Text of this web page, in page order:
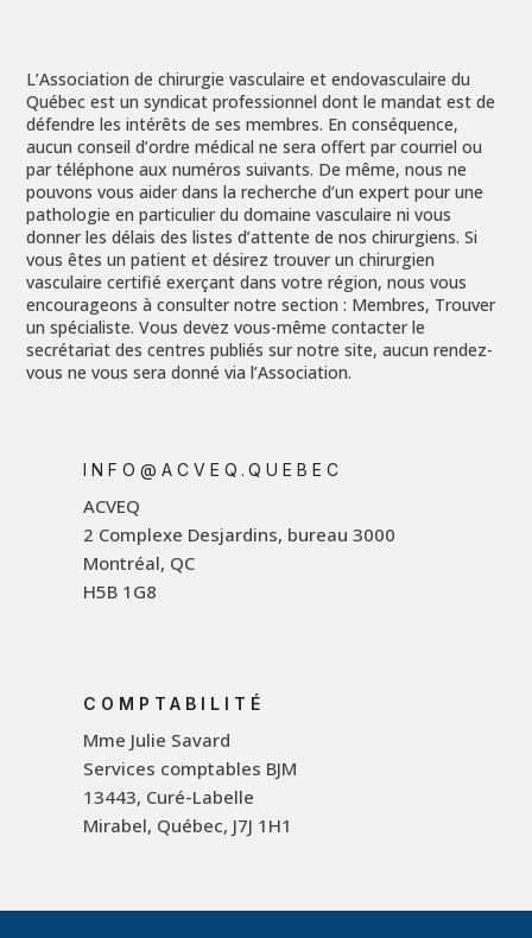
L’Association de chirurgie vasculaire et endovasculaire du
Québec est un syndicat professionnel dont le mandat est de
défendre les intérêts de ses membres. En conséquence,
aucun conseil d’ordre médical ne sera offert par courriel ou
par téléphone aux numéros suivants. De même, nous ne
pouvons vous aider dans la recherche d’un expert pour une
pathologie en particulier du domaine vasculaire ni vous
donner les délais des listes d’attente de nos chirurgiens. Si
vous êtes un patient et désirez trouver un chirurgien
vasculaire certifié exerçant dans votre région, nous vous
encourageons à consulter notre section : Membres, Trouver
un spécialiste. Vous devez vous-même contacter le
secrétariat des centres publiés sur notre site, aucun rendez-
vous ne vous sera donné via l’Association.
INFO@ACVEQ.QUEBEC
ACVEQ
2 Complexe Desjardins, bureau 3000
Montréal, QC
H5B 1G8
COMPTABILITÉ
Mme Julie Savard
Services comptables BJM
13443, Curé-Labelle
Mirabel, Québec, J7J 1H1